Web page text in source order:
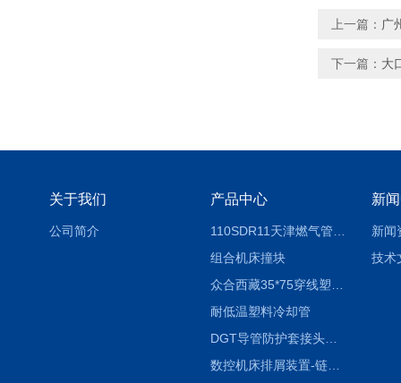
上一篇： 广
下一篇： 大
关于我们
公司简介
产品中心
组合机床撞块
耐低温塑料冷却管
DGT导管防护套接头形式与参数
数控机床排屑装置-链板式排屑机
新
新闻
技术